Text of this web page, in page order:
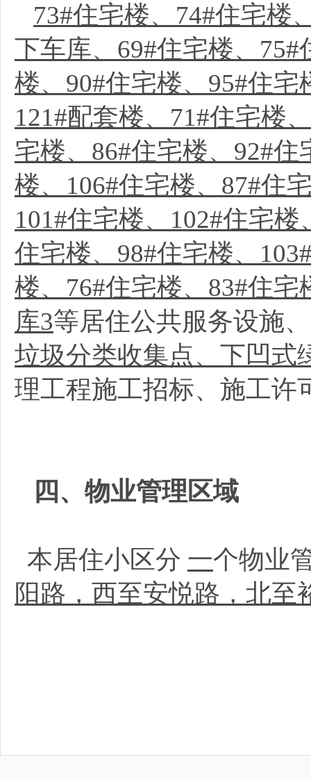
73#住宅楼、74#住宅楼
下车库、69#住宅楼、
楼、90#住宅楼、95#住
121#配套楼、71#住宅楼
宅楼、86#住宅楼、92#
楼、106#住宅楼、87#住
101#住宅楼、102#住宅
住宅楼、98#住宅楼、
楼、76#住宅楼、83#住宅
库3等居住公共服务设施
垃圾分类收集点、下凹式
理工程施工招标、施工许
四、物业管理区域
本居住小区分 一个物业
阳路，西至安悦路，北至